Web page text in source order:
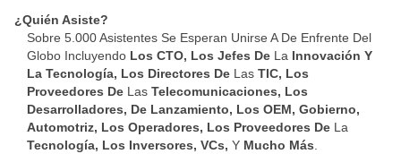
¿Quién Asiste?
Sobre 5.000 Asistentes Se Esperan Unirse A De Enfrente Del
Globo Incluyendo Los CTO, Los Jefes De La Innovación Y
La Tecnología, Los Directores De Las TIC, Los
Proveedores De Las Telecomunicaciones, Los
Desarrolladores, De Lanzamiento, Los OEM, Gobierno,
Automotriz, Los Operadores, Los Proveedores De La
Tecnología, Los Inversores, VCs, Y Mucho Más.